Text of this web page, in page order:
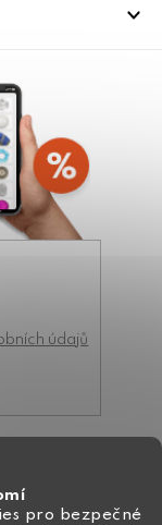
pro bezpečné
údajů